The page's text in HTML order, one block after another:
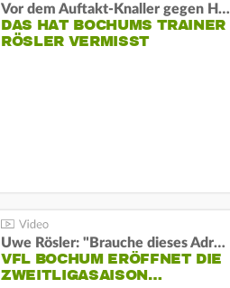
Vor dem Auftakt-Knaller gegen Hertha:
DAS HAT BOCHUMS TRAINER
RÖSLER VERMISST
Uwe Rösler: "Brauche dieses Adrenalin"
VFL BOCHUM ERÖFFNET DIE
ZWEITLIGASAISON…